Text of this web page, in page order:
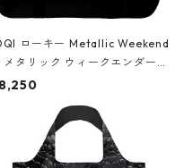
ローキー Metallic Weekend
メタリック ウィークエンダー
トンバッグ ショルダーバッグ
ジャン=ミッシェル・バスキ
/クラウン ブラック